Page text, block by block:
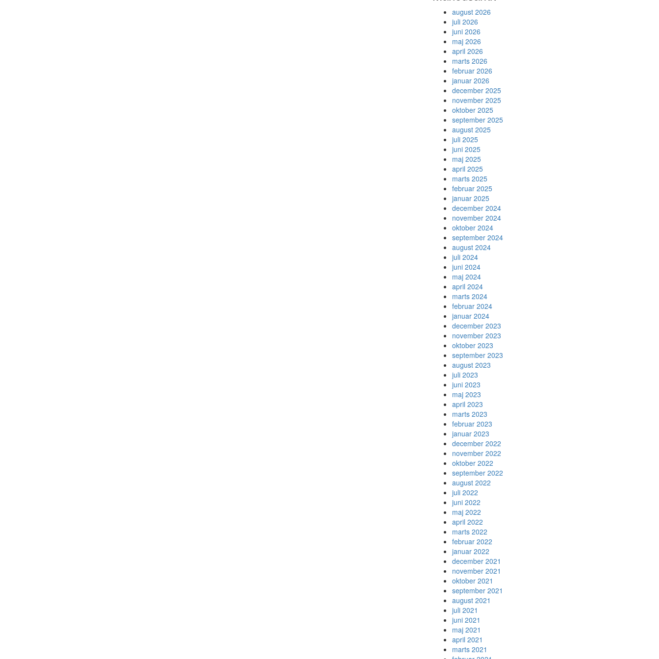
august 2026
juli 2026
juni 2026
maj 2026
april 2026
marts 2026
februar 2026
januar 2026
december 2025
november 2025
oktober 2025
september 2025
august 2025
juli 2025
juni 2025
maj 2025
april 2025
marts 2025
februar 2025
januar 2025
december 2024
november 2024
oktober 2024
september 2024
august 2024
juli 2024
juni 2024
maj 2024
april 2024
marts 2024
februar 2024
januar 2024
december 2023
november 2023
oktober 2023
september 2023
august 2023
juli 2023
juni 2023
maj 2023
april 2023
marts 2023
februar 2023
januar 2023
december 2022
november 2022
oktober 2022
september 2022
august 2022
juli 2022
juni 2022
maj 2022
april 2022
marts 2022
februar 2022
januar 2022
december 2021
november 2021
oktober 2021
september 2021
august 2021
juli 2021
juni 2021
maj 2021
april 2021
marts 2021